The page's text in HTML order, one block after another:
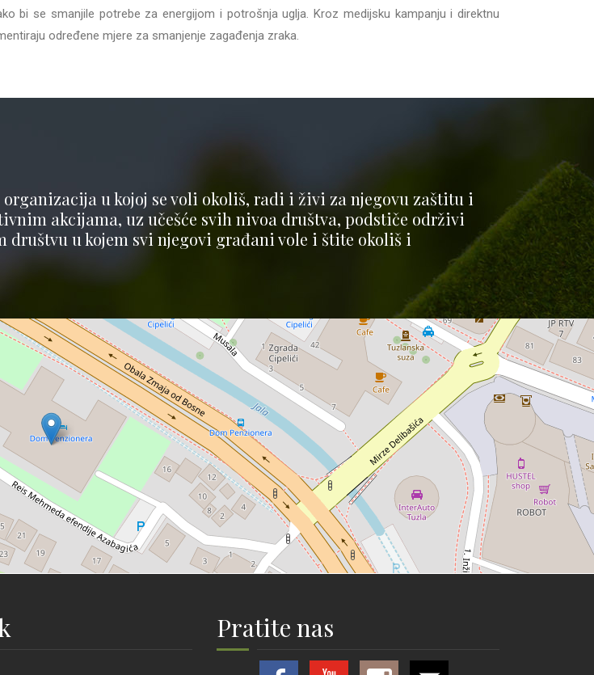
bi se smanjile potrebe za energijom i potrošnja uglja. Kroz medijsku kampanju i direktnu
određene mjere za smanjenje zagađenja zraka.
u kojoj se voli okoliš, radi i živi za njegovu zaštitu i
akcijama, uz učešće svih nivoa društva, podstiče održivi
društvu u kojem svi njegovi građani vole i štite okoliš i
Pratite nas